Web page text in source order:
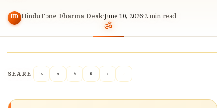
HD HinduTone Dharma Desk·June 10, 2026·2min read
SHARE